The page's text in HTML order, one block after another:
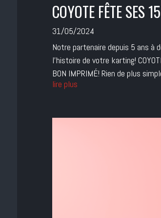
COYOTE FÊTE SES
31/05/2024
Notre partenaire depuis 5 ans à
l'histoire de votre karting!
BON IMPRIMÉ! Rien de plus
lire plus